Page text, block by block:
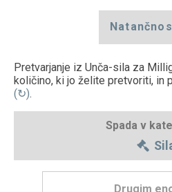
Pretvarjanje iz Unča-sila za
količino, ki jo želite pretvoriti, in
(↻).
Spada v
Drugim